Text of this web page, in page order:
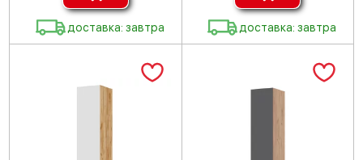
доставка: завтра доставка: завтра